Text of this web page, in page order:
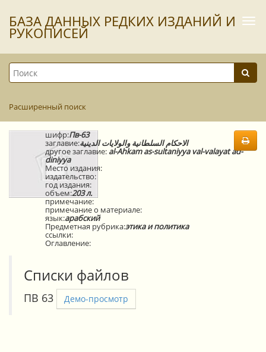
БАЗА ДАННЫХ РЕДКИХ ИЗДАНИЙ И
РУКОПИСЕЙ
Расширенный поиск
шифр:Пв-63
заглавие:الاحكام السلطانية والولايات الدينية
другое заглавие: al-Ahkam as-sultaniyya val-valayat ad-
diniyya
Место издания:
издательство:
год издания:
объем:203 л.
примечание:
примечание о материале:
язык:арабский
Предметная рубрика:этика и политика
ссылки:
Оглавление:
Списки файлов
ПВ 63 Демо-просмотр